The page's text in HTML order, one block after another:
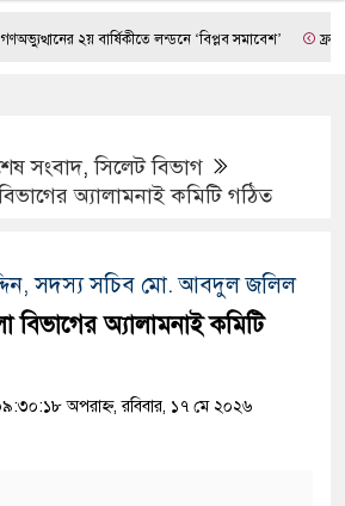
২য় বার্ষিকীতে লন্ডনে ‘বিপ্লব সমাবেশ’ ফ্রান্সে
সংবাদ,সিলেট বিভাগ
অ্যালামনাই কমিটি গঠিত
সদস্য সচিব মো. আবদুল জলিল
বিভাগের অ্যালামনাই কমিটি
অপরাহ্ন, রবিবার, ১৭ মে ২০২৬